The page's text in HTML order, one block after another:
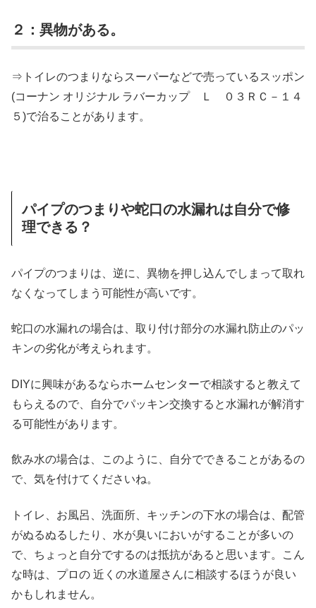
２：異物がある。
⇒トイレのつまりならスーパーなどで売っているスッポン
(コーナン オリジナル ラバーカップ Ｌ ０３ＲＣ－１４
５)で治ることがあります。
パイプのつまりや蛇口の水漏れは自分で修
理できる？
パイプのつまりは、逆に、異物を押し込んでしまって取れ
なくなってしまう可能性が高いです。
蛇口の水漏れの場合は、取り付け部分の水漏れ防止のパッ
キンの劣化が考えられます。
DIYに興味があるならホームセンターで相談すると教えて
もらえるので、自分でパッキン交換すると水漏れが解消す
る可能性があります。
飲み水の場合は、このように、自分でできることがあるの
で、気を付けてくださいね。
トイレ、お風呂、洗面所、キッチンの下水の場合は、配管
がぬるぬるしたり、水が臭いにおいがすることが多いの
で、ちょっと自分でするのは抵抗があると思います。こん
な時は、プロの 近くの水道屋さんに相談するほうが良い
かもしれません。